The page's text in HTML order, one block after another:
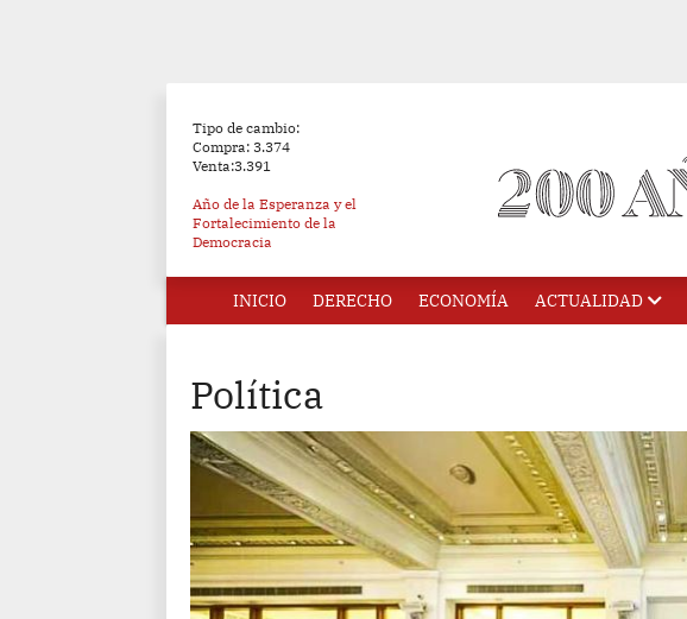
Tipo de cambio:
Compra: 3.374
Venta:3.391
Año de la Esperanza y el
Fortalecimiento de la
Democracia
INICIO DERECHO ECONOMÍA ACTUALIDAD
Política